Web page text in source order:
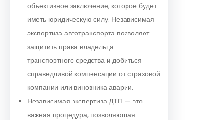
объективное заключение, которое будет
иметь юридическую силу. Независимая
экспертиза автотранспорта позволяет
защитить права владельца
транспортного средства и добиться
справедливой компенсации от страховой
компании или виновника аварии.
Независимая экспертиза ДТП — это
важная процедура, позволяющая